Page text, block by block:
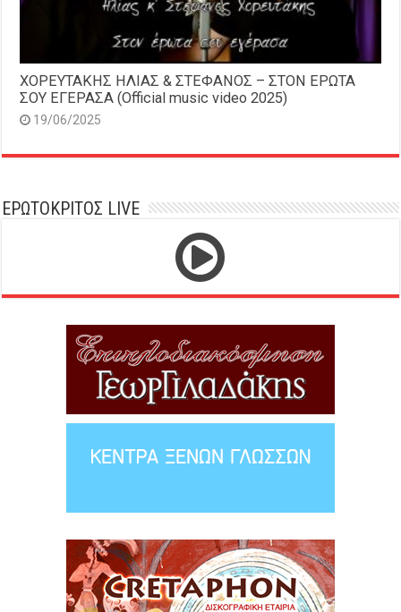
ΧΟΡΕΥΤΑΚΗΣ ΗΛΙΑΣ & ΣΤΕΦΑΝΟΣ – ΣΤΟΝ ΕΡΩΤΑ
ΣΟΥ ΕΓΕΡΑΣΑ (Official music video 2025)
19/06/2025
ΕΡΩΤΟΚΡΙΤΟΣ LIVE